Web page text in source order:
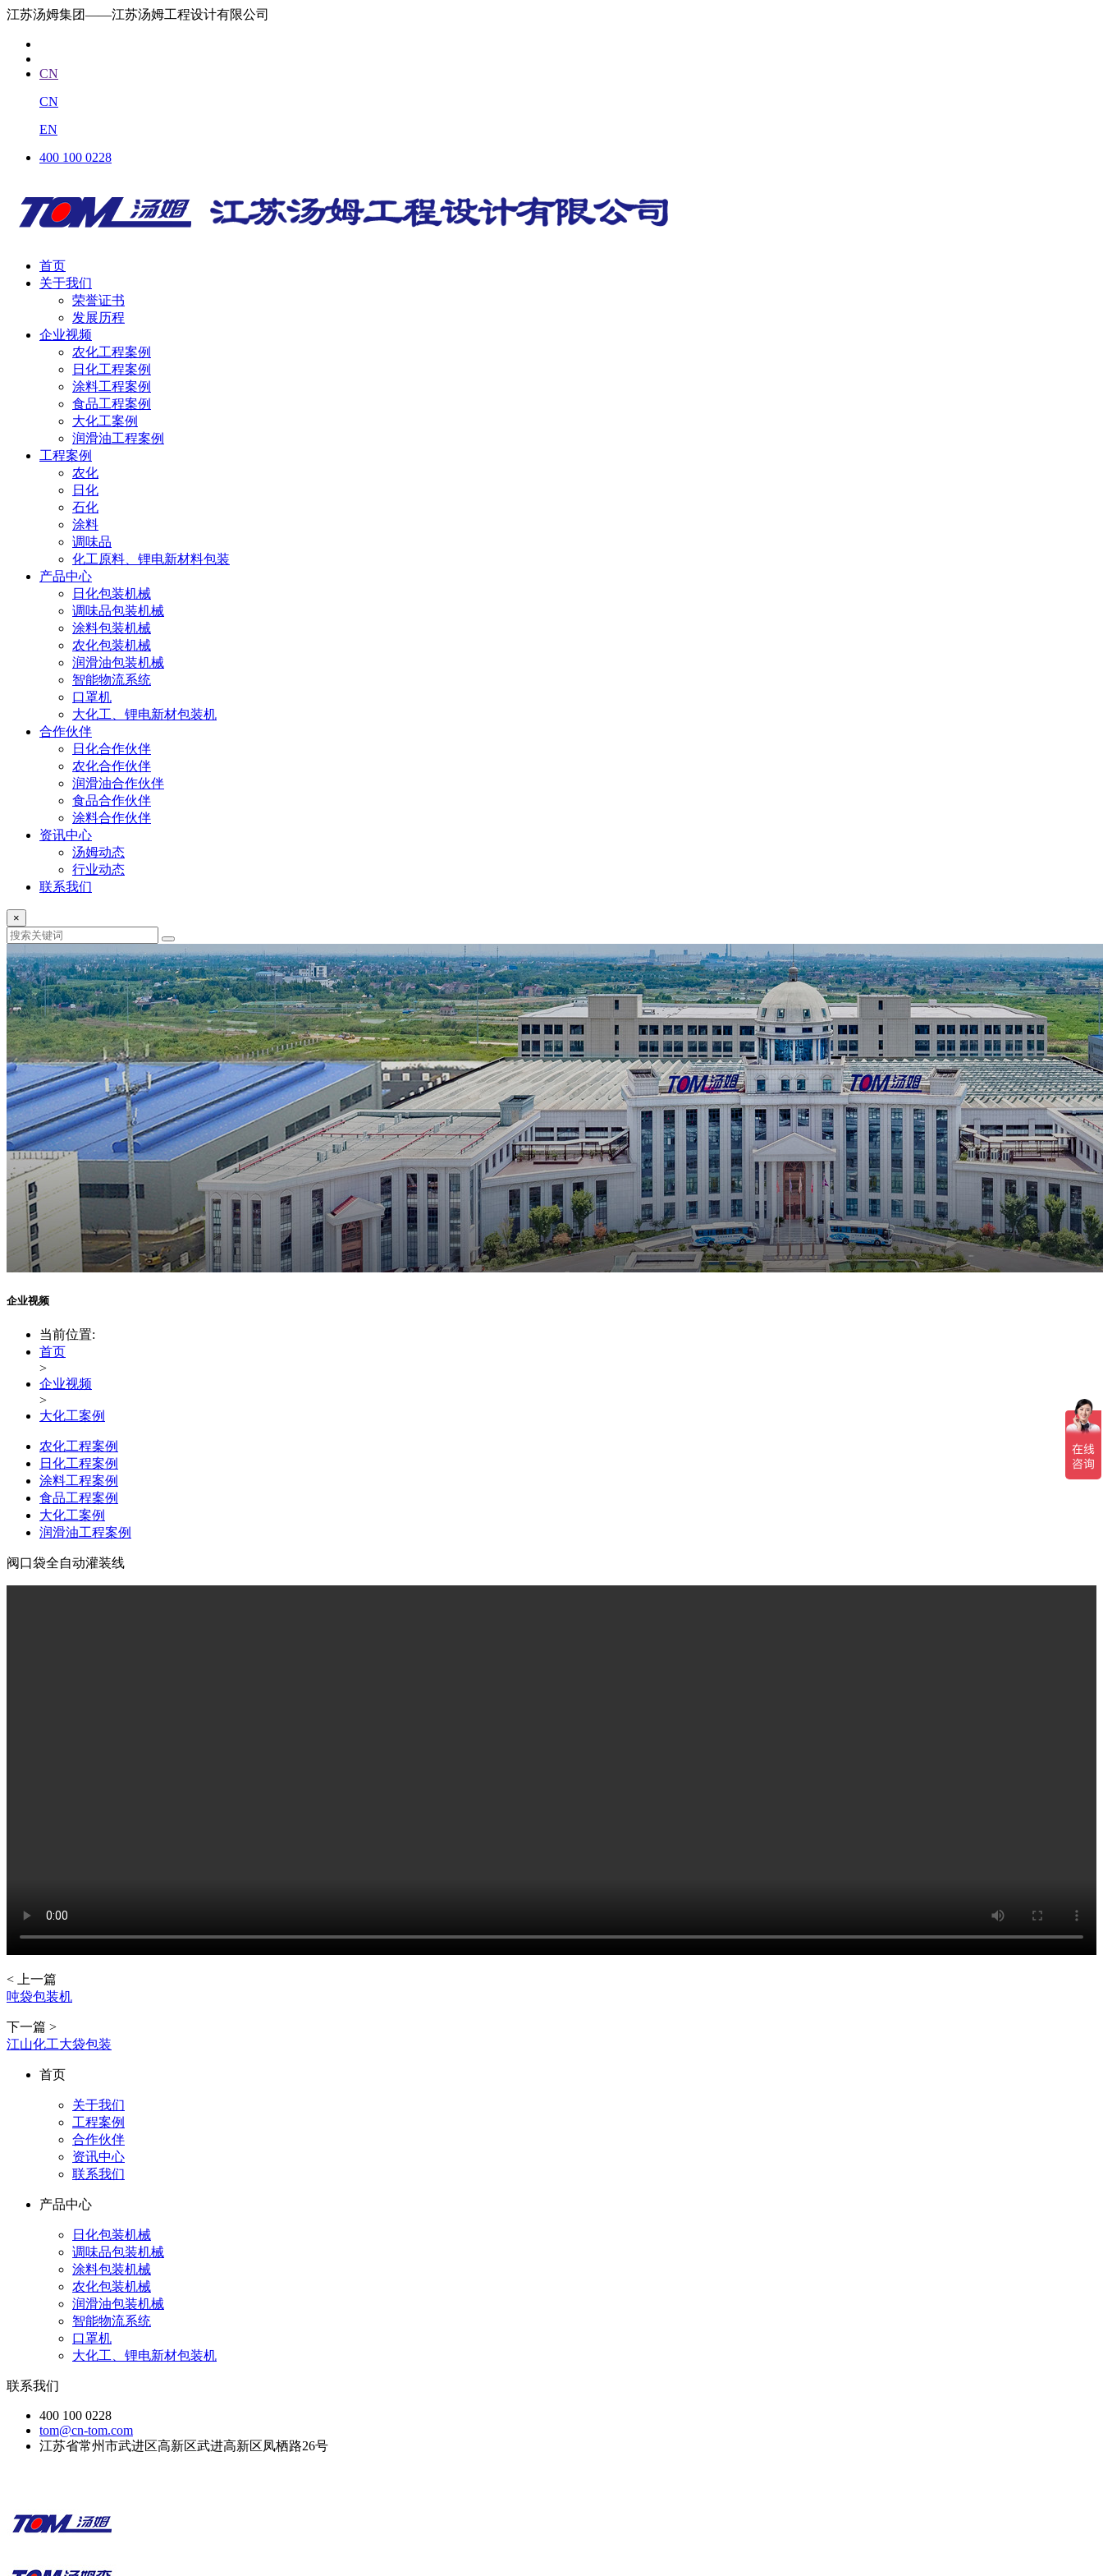
江苏汤姆集团——江苏汤姆工程设计有限公司
CN
CN
EN
400 100 0228
首页
关于我们
荣誉证书
发展历程
企业视频
农化工程案例
日化工程案例
涂料工程案例
食品工程案例
大化工案例
润滑油工程案例
工程案例
农化
日化
石化
涂料
调味品
化工原料、锂电新材料包装
产品中心
日化包装机械
调味品包装机械
涂料包装机械
农化包装机械
润滑油包装机械
智能物流系统
口罩机
大化工、锂电新材包装机
合作伙伴
日化合作伙伴
农化合作伙伴
润滑油合作伙伴
食品合作伙伴
涂料合作伙伴
资讯中心
汤姆动态
行业动态
联系我们
×
企业视频
当前位置:
首页
>
企业视频
>
大化工案例
农化工程案例
日化工程案例
涂料工程案例
食品工程案例
大化工案例
润滑油工程案例
阀口袋全自动灌装线
< 上一篇
吨袋包装机
下一篇 >
江山化工大袋包装
首页
关于我们
工程案例
合作伙伴
资讯中心
联系我们
产品中心
日化包装机械
调味品包装机械
涂料包装机械
农化包装机械
润滑油包装机械
智能物流系统
口罩机
大化工、锂电新材包装机
联系我们
400 100 0228
tom@cn-tom.com
江苏省常州市武进区高新区武进高新区凤栖路26号